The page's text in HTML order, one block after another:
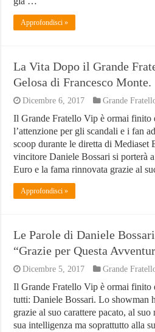
Approfondisci »
La Vita Dopo il Grande
Gelosa di Francesco Monte.
Dicembre 6, 2017 Grande
Il Grande Fratello Vip è ormai finito
l’attenzione per gli scandali e i fan
scoop durante le diretta di Mediaset
vincitore Daniele Bossari si porterà
Euro e la fama rinnovata grazie al
Approfondisci »
Le Parole di Daniele
“Grazie per Questa
Dicembre 5, 2017 Grande
Il Grande Fratello Vip è ormai finito
tutti: Daniele Bossari. Lo showman
grazie al suo carattere pacato, al
sua intelligenza ma soprattutto alla